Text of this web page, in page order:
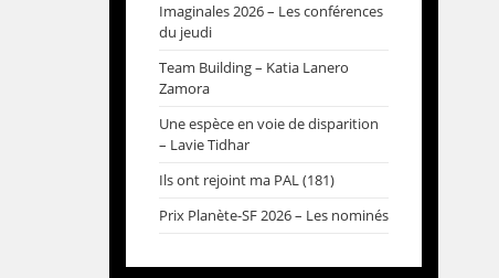
Imaginales 2026 – Les conférences
du jeudi
Team Building – Katia Lanero
Zamora
Une espèce en voie de disparition
– Lavie Tidhar
Ils ont rejoint ma PAL (181)
Prix Planète-SF 2026 – Les nominés